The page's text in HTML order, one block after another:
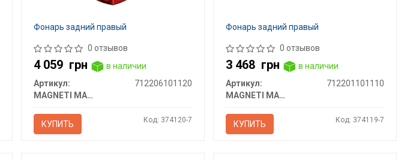
Фонарь задний правый
0 отзывов
4 059 грн
в наличии
Артикул:
712206101120
MAGNETI MARELLI
КУПИТЬ Код: 374120-7
Фонарь задний правый
0 отзывов
3 468 грн
в наличии
Артикул:
712201101110
MAGNETI MARELLI
КУПИТЬ Код: 374119-7